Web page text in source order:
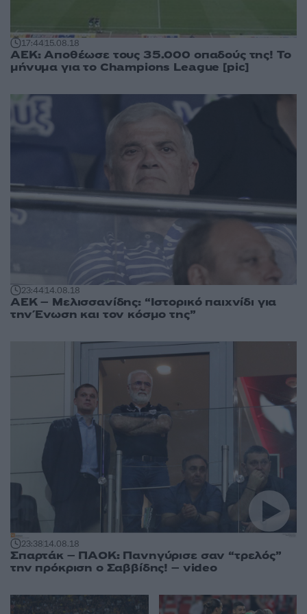
17:4415.08.18
ΑΕΚ: Αποθέωσε τους 35.000 οπαδούς της! Το
μήνυμα για το Champions League [pic]
23:4414.08.18
ΑΕΚ – Μελισσανίδης: “Ιστορικό παιχνίδι για
την Ένωση και τον κόσμο της”
23:3814.08.18
Σπαρτάκ – ΠΑΟΚ: Πανηγύρισε σαν “τρελός”
την πρόκριση ο Σαββίδης! – video